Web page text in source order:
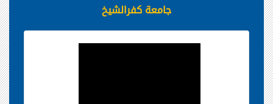
جامعة كفرالشيخ